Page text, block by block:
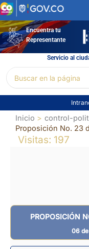
Ir
al
contenidoEncuentra tu
Representante
Servicio al
por:
Inicio
control-
Proposición No. 23
Visitas: 197
PROPOSICIÓN
06 de